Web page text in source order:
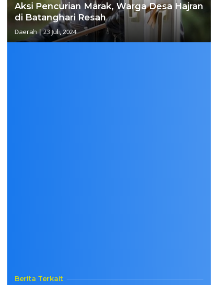
Aksi Pencurian Marak, Warga Desa Hajran
di Batanghari Resah
Daerah |23 Juli, 2024
Berita Terkait